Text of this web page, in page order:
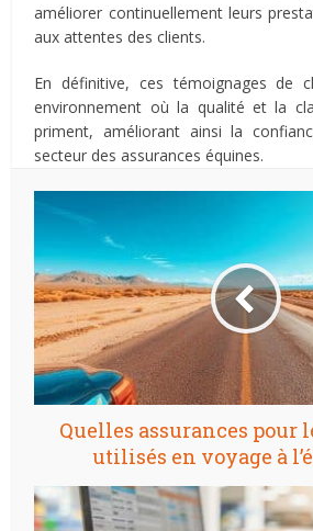
améliorer continuellement leurs
aux attentes des clients.
En définitive, ces témoignages de
environnement où la qualité et la
priment, améliorant ainsi la
secteur des assurances équines.
Quelles assurances pour
utilisés en voyage à